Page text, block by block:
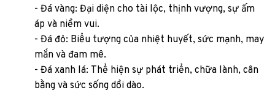
- Đá vàng: Đại diện cho tài lộc, thịnh vượng, sự ấm
áp và niềm vui.
- Đá đỏ: Biểu tượng của nhiệt huyết, sức mạnh, may
mắn và đam mê.
- Đá xanh lá: Thể hiện sự phát triển, chữa lành, cân
bằng và sức sống dồi dào.